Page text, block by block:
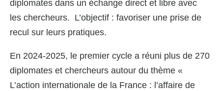
diplomates dans un échange direct et libre avec
les chercheurs. L’objectif : favoriser une prise de
recul sur leurs pratiques.
En 2024-2025, le premier cycle a réuni plus de 270
diplomates et chercheurs autour du thème «
L’action internationale de la France : l’affaire de